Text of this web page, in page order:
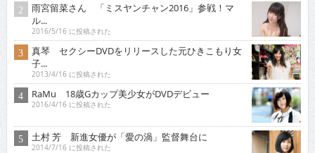
雨宮留菜さん 「ミスヤンチャン2016」参戦！マ
ル...
2016/5/16 に投稿された
真琴 セクシーDVDをリリースした元ひきこもり女
子...
2013/4/16 に投稿された
RaMu 18歳Gカップ美少女がDVDデビュー
2016/4/16 に投稿された
土村 芳 新進女優が「愛の渦」監督舞台に
2014/7/16 に投稿された